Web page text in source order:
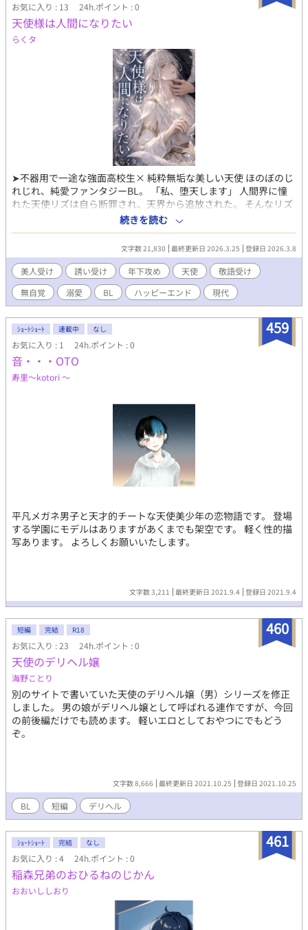
わり、 正反対の性格の２人が、 それぞれの悩みに、恋に、向き合
っていくBL小説です。 R-18要素たっぷりになる予定です。 タイト
ルの横のマーク ♤→流華視点 ♡→咲羅視点 で書き分けています。
こちらの作品は、「小説家になろう」ムーンライトノベルズにも
重複掲載しております。 R-18/R18/性描写あり/エロ/エッチ/BL/幼
なじみ/恋愛/純愛/NTR/浮気/複数/イケメン/美少年/複数プレイ/変
態/先輩/後輩/羞恥プレイ/調教/乱交//童顔/同棲//制服/元彼/元カ
レ/未練/新彼/彼氏/ 執着/年下/年上/同級生/略奪/学園/片思い/禁断/
肉体関係/コスプレ/飼い主/天使/悪魔/執事/入れ替わり/異世界/淫
お気に入り : 13 24h.ポイント : 0
天使様は人間になりたい
らくタ
➤不器用で一途な強面高校生× 純粋無垢な美しい天使 ほのぼのじ
れじれ、純愛ファンタジーBL。 「私、堕天します」 人間界に憧
れた天使リズは自ら断罪され、天界から追放された。 そんなリズ
が最初に出会ったのは、強面の高校生、工藤院 陸。 陸の人を遠ざ
ける鋭い目つきも、最低限の言葉しか返してこない無愛想な態度
も、リズにはまったく通じず、怖がるどころか、「ともだちにな
れましたか？」と尋ねてくる純粋さに戸惑い、気づけば世話を焼
いてしまう。そうして、人間界のあらゆるものに目を輝かせるリ
ズに陸は少しずつ絆されていく。 「私のことが好きなら、私の身
体を触りますか？」 「は？」 そんな2人の関係は少しづつ変化し
ていく。
続きを読む
文字数 21,830 最終更新日 2026.3.25 登録日 2026.3.8
美人受け 誘い受け 年下攻め 天使
敬語受け
無自覚
溺愛 BL ハッピーエンド 現代
459
ｼｮｰﾄｼｮｰﾄ 連載中 なし
お気に入り : 1 24h.ポイント : 0
音・・・OTO
寿里～kotori ～
平凡メガネ男子と天才的チートな天使美少年の恋物語です。 登場
する学園にモデルはありますがあくまでも架空です。 軽く性的描
写あります。 よろしくお願いいたします。
文字数 3,211 最終更新日 2021.9.4 登録日 2021.9.4
460
短編 完結 R18
お気に入り : 23 24h.ポイント : 0
天使のデリヘル嬢
海野ことり
別のサイトで書いていた天使のデリヘル嬢（男）シリーズを修正
しました。 男の娘がデリヘル嬢として呼ばれる連作ですが、今回
の前後編だけでも読めます。 軽いエロとしておやつにでもどう
ぞ。
文字数 8,666 最終更新日 2021.10.25 登録日 2021.10.25
BL 短編 デリヘル
461
ｼｮｰﾄｼｮｰﾄ 完結 なし
お気に入り : 4 24h.ポイント : 0
稲森兄弟のおひるねのじかん
おおいししおり